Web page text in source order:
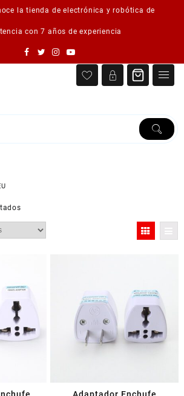
la tienda de electrónica y robótica de
con 7 años de experiencia
Ordenado
por
Adaptador Enchufe